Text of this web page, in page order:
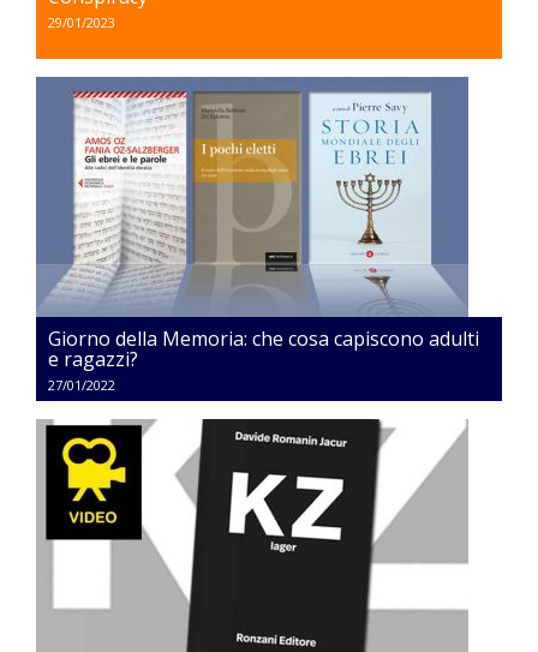
29/01/2023
Giorno della Memoria: che cosa capiscono adulti
e ragazzi?
27/01/2022